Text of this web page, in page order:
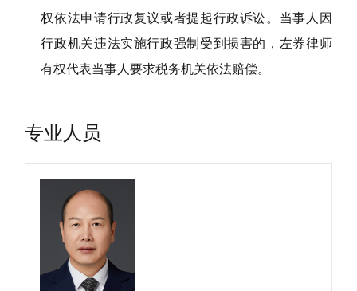
权依法申请行政复议或者提起行政诉讼。当事人因
行政机关违法实施行政强制受到损害的，左券律师
有权代表当事人要求税务机关依法赔偿。
专业人员